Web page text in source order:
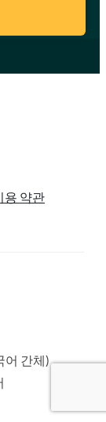
용 약관
어 간체)